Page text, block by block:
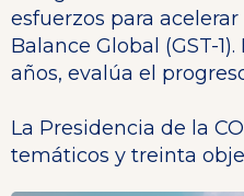
esfuerzos para
Balance Global (GST-
años, evalúa el
La Presidencia de la
temáticos y treinta